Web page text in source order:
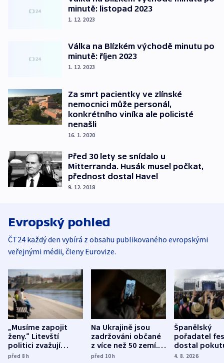
minutě: listopad 2023
1. 12. 2023
Válka na Blízkém východě minutu po
minutě: říjen 2023
1. 12. 2023
Za smrt pacientky ve zlínské
nemocnici může personál,
konkrétního viníka ale policisté
nenašli
16. 1. 2020
Před 30 lety se snídalo u
Mitterranda. Husák musel počkat,
přednost dostal Havel
9. 12. 2018
Evropský pohled
ČT24 každý den vybírá z obsahu publikovaného evropskými
veřejnými médii, členy Eurovize.
„Musíme zapojit
ženy.“ Litevští
politici zvažují
dohodu o
před 8h
Na Ukrajině jsou
zadržováni občané
z více než 50 zemí.
Bojovali na straně
před 10h
Španělský
pořadatel
dostal
nekalé
4. 8. 2026